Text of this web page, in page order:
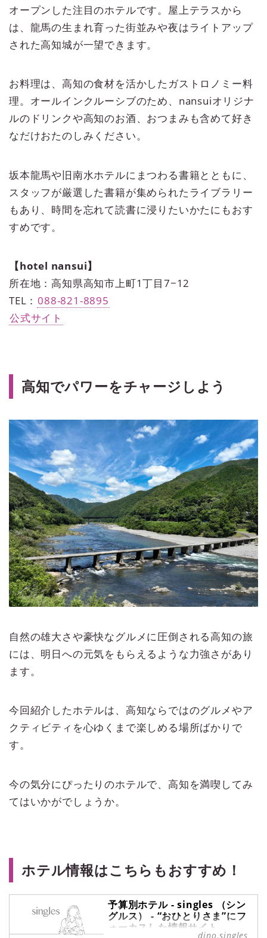
オープンした注目のホテルです。屋上テラスから
は、龍馬の生まれ育った街並みや夜はライトアップ
された高知城が一望できます。
お料理は、高知の食材を活かしたガストロノミー料
理。オールインクルーシブのため、nansuiオリジナ
ルのドリンクや高知のお酒、おつまみも含めて好き
なだけおたのしみください。
坂本龍馬や旧南水ホテルにまつわる書籍とともに、
スタッフが厳選した書籍が集められたライブラリー
もあり、時間を忘れて読書に浸りたいかたにもおす
すめです。
【hotel nansui】
所在地：高知県高知市上町1丁目7−12
TEL： 088-821-8895
公式サイト
高知でパワーをチャージしよう
自然の雄大さや豪快なグルメに圧倒される高知の旅
には、明日への元気をもらえるような力強さがあり
ます。
今回紹介したホテルは、高知ならではのグルメやア
クティビティを心ゆくまで楽しめる場所ばかりで
す。
今の気分にぴったりのホテルで、高知を満喫してみ
てはいかがでしょうか。
ホテル情報はこちらもおすすめ！
予算別ホテル - singles （シン
グルス） - “おひとりさま”にフ
ォーカスした情報サイト
dino.singles